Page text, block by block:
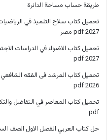
طريقة حساب مساحة الدائرة
تحميل كتاب سلاح التلميذ في
2027 pdf مصر
تحميل كتاب الاضواء في الدراسات
2027 pdf
تحميل كتاب المرشد فى الفقه الشافعي
2026 pdf
pdf
حل كتاب العربي الفصل الاول الصف